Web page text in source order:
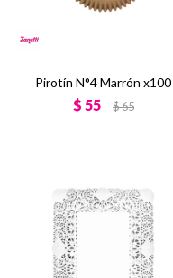
Pirotín N°4 Marrón x100
$ 55 $65